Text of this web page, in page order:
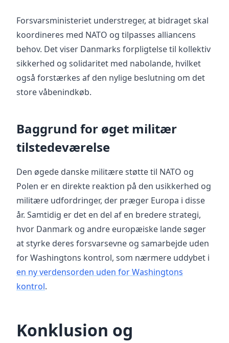
Forsvarsministeriet understreger, at bidraget skal
koordineres med NATO og tilpasses alliancens
behov. Det viser Danmarks forpligtelse til kollektiv
sikkerhed og solidaritet med nabolande, hvilket
også forstærkes af den nylige beslutning om det
store våbenindkøb.
Baggrund for øget militær
tilstedeværelse
Den øgede danske militære støtte til NATO og
Polen er en direkte reaktion på den usikkerhed og
militære udfordringer, der præger Europa i disse
år. Samtidig er det en del af en bredere strategi,
hvor Danmark og andre europæiske lande søger
at styrke deres forsvarsevne og samarbejde uden
for Washingtons kontrol, som nærmere uddybet i
en ny verdensorden uden for Washingtons
kontrol.
Konklusion og